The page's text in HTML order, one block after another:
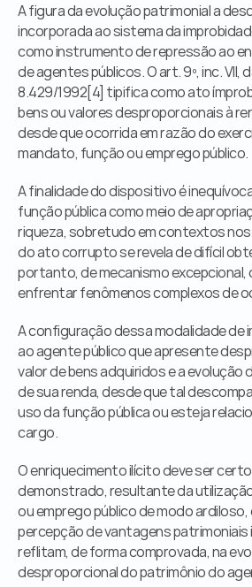
A figura da evolução patrimonial a
incorporada ao sistema da
como instrumento de repressão ao
de agentes públicos. O art. 9º, inc. VII,
8.429/1992[4] tipifica como ato
bens ou valores desproporcionais à
desde que ocorrida em razão do
mandato, função ou emprego público.
A finalidade do dispositivo é
função pública como meio de
riqueza, sobretudo em contextos
do ato corrupto se revela de difícil
portanto, de mecanismo excepcional,
enfrentar fenômenos complexos de
A configuração dessa modalidade de
ao agente público que apresente
valor de bens adquiridos e a evolução
de sua renda, desde que tal
uso da função pública ou esteja
cargo.
O enriquecimento ilícito deve ser
demonstrado, resultante da
ou emprego público de modo
percepção de vantagens patrimoniais
reflitam, de forma comprovada, na
desproporcional do patrimônio do